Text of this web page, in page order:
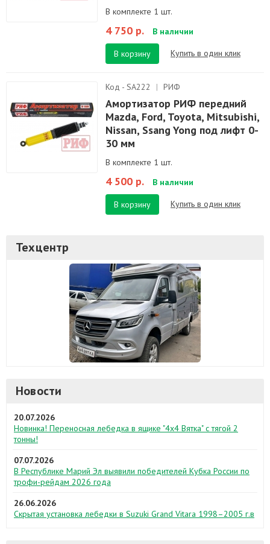
В комплекте 1 шт.
4 750 р. В наличии
В корзину Купить в один клик
Код - SA222 | РИФ
Амортизатор РИФ передний
Mazda, Ford, Toyota, Mitsubishi,
Nissan, Ssang Yong под лифт 0-
30 мм
В комплекте 1 шт.
4 500 р. В наличии
В корзину Купить в один клик
Техцентр
Новости
20.07.2026
Новинка! Переносная лебедка в ящике "4х4 Вятка" с тягой 2
тонны!
07.07.2026
В Республике Марий Эл выявили победителей Кубка России по
трофи-рейдам 2026 года
26.06.2026
Скрытая установка лебедки в Suzuki Grand Vitara 1998–2005 г.в